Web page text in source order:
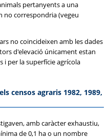
pertanyents a una
no correspondria (vegeu
no coincideixen amb les dades
d'elevació únicament estan
per la superfície agrícola
censos agraris 1982, 1989,
amb caràcter exhaustiu,
de 0,1 ha o un nombre